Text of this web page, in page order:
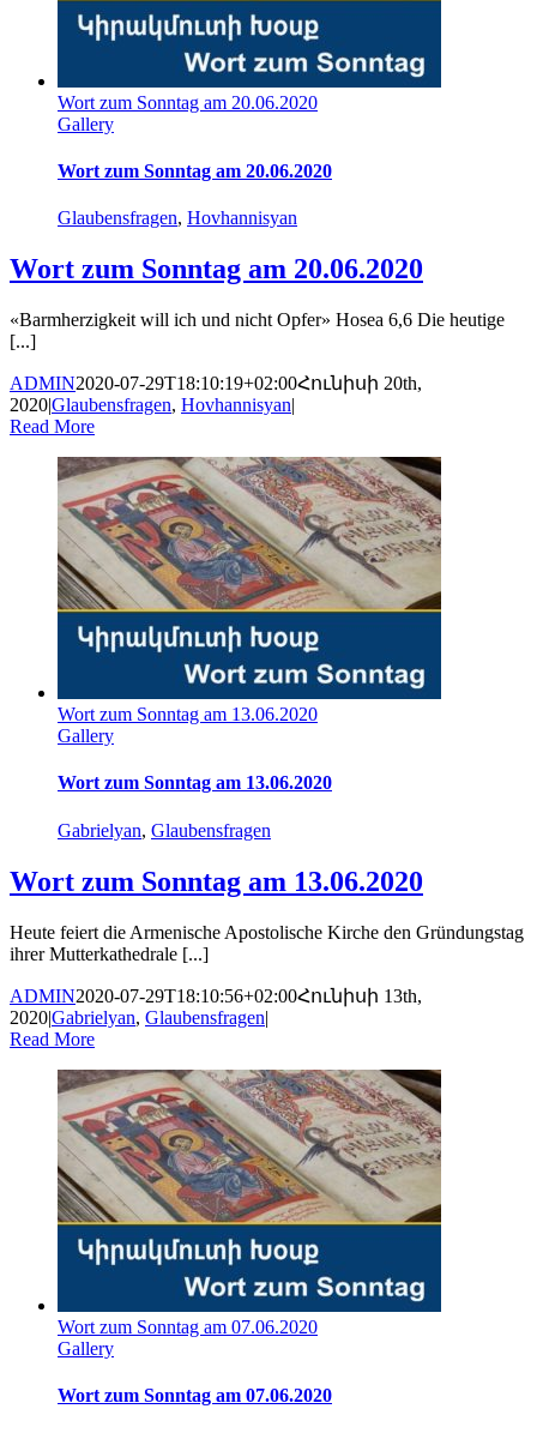
Wort zum Sonntag am 20.06.2020
Gallery
Wort zum Sonntag am 20.06.2020
Glaubensfragen, Hovhannisyan
Wort zum Sonntag am 20.06.2020
«Barmherzigkeit will ich und nicht Opfer» Hosea 6,6 Die heutige
[...]
ADMIN2020-07-29T18:10:19+02:00Հունիսի 20th,
2020|Glaubensfragen, Hovhannisyan|
Read More
Wort zum Sonntag am 13.06.2020
Gallery
Wort zum Sonntag am 13.06.2020
Gabrielyan, Glaubensfragen
Wort zum Sonntag am 13.06.2020
Heute feiert die Armenische Apostolische Kirche den Gründungstag
ihrer Mutterkathedrale [...]
ADMIN2020-07-29T18:10:56+02:00Հունիսի 13th,
2020|Gabrielyan, Glaubensfragen|
Read More
Wort zum Sonntag am 07.06.2020
Gallery
Wort zum Sonntag am 07.06.2020